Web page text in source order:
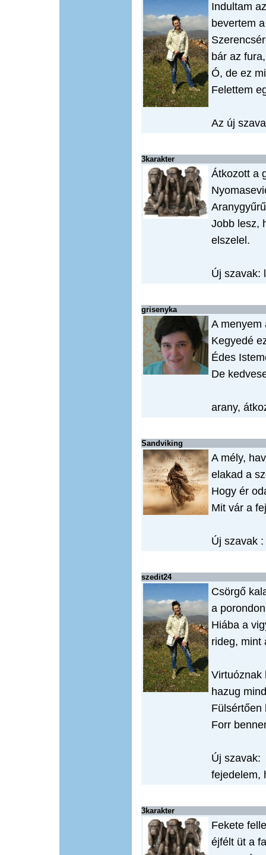
Indultam
bevertem
bár az
Ó, de ez
Felettem
Az új
3karakter
Átkozott a
Jobb lesz,
elszelel.
Új szavak:
grisenyka
A menyem
Kegyedé
Édes
De
arany,
Sandviking
A mély,
elakad a
Hogy ér
Mit vár a
Új szavak
szedit24
Csörgő
a
Hiába a
rideg, mint
Virtuóznak
hazug
Fülsértően
Forr
Új szavak:
fejedelem,
3karakter
Fekete
éjfélt üt a